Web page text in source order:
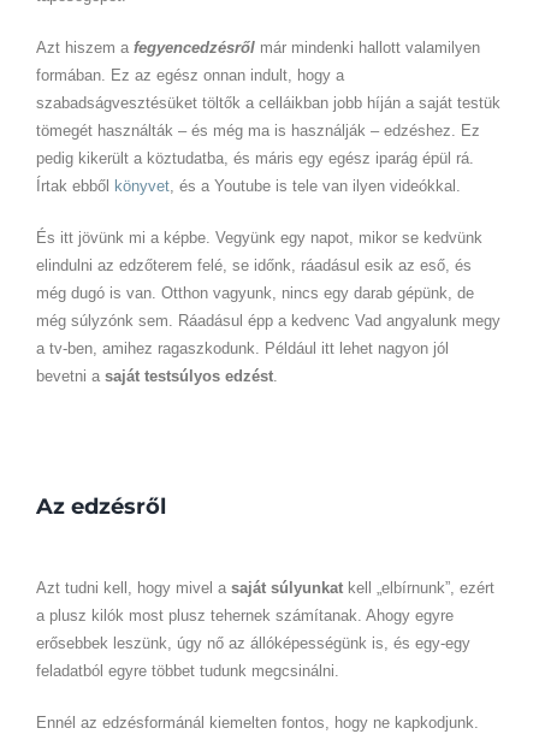
Azt hiszem a fegyencedzésrőlmár mindenki hallott valamilyen
formában. Ez az egész onnan indult, hogy a
szabadságvesztésüket töltők a celláikban jobb híján a saját testük
tömegét használták – és még ma is használják – edzéshez. Ez
pedig kikerült a köztudatba, és máris egy egész iparág épül rá.
Írtak ebből könyvet, és a Youtube is tele van ilyen videókkal.
És itt jövünk mi a képbe. Vegyünk egy napot, mikor se kedvünk
elindulni az edzőterem felé, se időnk, ráadásul esik az eső, és
még dugó is van. Otthon vagyunk, nincs egy darab gépünk, de
még súlyzónk sem. Ráadásul épp a kedvenc Vad angyalunk megy
a tv-ben, amihez ragaszkodunk. Például itt lehet nagyon jól
bevetni a saját testsúlyos edzést.
Az edzésről
Azt tudni kell, hogy mivel a saját súlyunkatkell „elbírnunk”, ezért
a plusz kilók most plusz tehernek számítanak. Ahogy egyre
erősebbek leszünk, úgy nő az állóképességünk is, és egy-egy
feladatból egyre többet tudunk megcsinálni.
Ennél az edzésformánál kiemelten fontos, hogy ne kapkodjunk.